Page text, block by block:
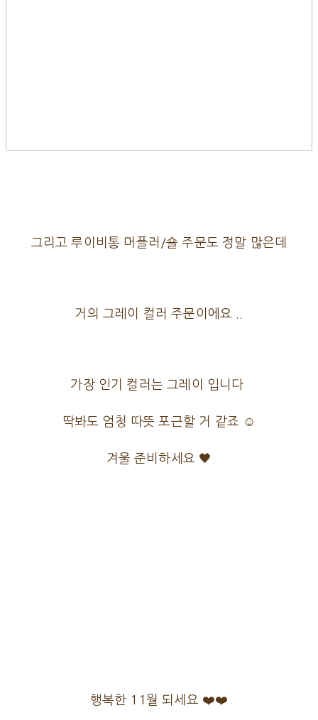
그리고 루이비통 머플러/숄 주문도 정말 많은데
거의 그레이 컬러 주문이에요 ..
가장 인기 컬러는 그레이 입니다
딱봐도 엄청 따뜻 포근할 거 같죠 ☺️
겨울 준비하세요 🖤
행복한 11월 되세요 ❤️❤️